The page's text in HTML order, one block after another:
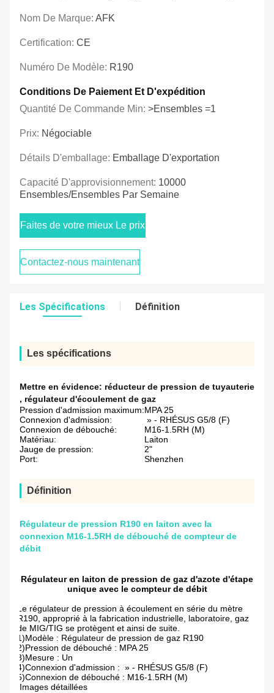
Nom De Marque: AFK
Certification: CE
Numéro De Modèle: R190
Conditions De Paiement Et D'expédition
Quantité De Commande Min: >Ensembles =1
Prix: Négociable
Détails D'emballage: Emballage D'exportation
Capacité D'approvisionnement: 10000
Ensembles/ensembles Par Semaine
Faites de votre mieux Le prix
Contactez-nous maintenant
Les Spécifications Définition
Les spécifications
Mettre en évidence: réducteur de pression de tuyauterie
, régulateur d'écoulement de gaz
Pression d'admission maximum:MPA 25
Connexion d'admission:
» - RHÉSUS G5/8 (F)
Connexion de débouché:
M16-1.5RH (M)
Matériau:
Laiton
Jauge de pression:
2"
Port:
Shenzhen
Définition
Régulateur de pression R190 en laiton avec la
connexion M16-1.5RH de débouché de compteur de
débit
Régulateur en laiton de pression de gaz d'azote d'étape
unique avec le compteur de débit
Le régulateur de pression à écoulement en série du mètre
R190, approprié à la fabrication industrielle, laboratoire, gaz
de MIG/TIG se protègent et ainsi de suite.
1)Modèle : Régulateur de pression de gaz R190
2)Pression de débouché : MPA 25
3)Mesure : Un
4)Connexion d'admission : » - RHÉSUS G5/8 (F)
5)Connexion de débouché : M16-1.5RH (M)
Images détaillées